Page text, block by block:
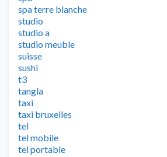
spa terre blanche
studio
studio a
studio meuble
suisse
sushi
t3
tangla
taxi
taxi bruxelles
tel
tel mobile
tel portable